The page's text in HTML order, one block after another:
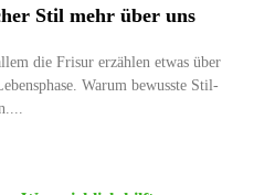
Stil mehr über uns
die Frisur erzählen etwas über
Warum bewusste Stil-